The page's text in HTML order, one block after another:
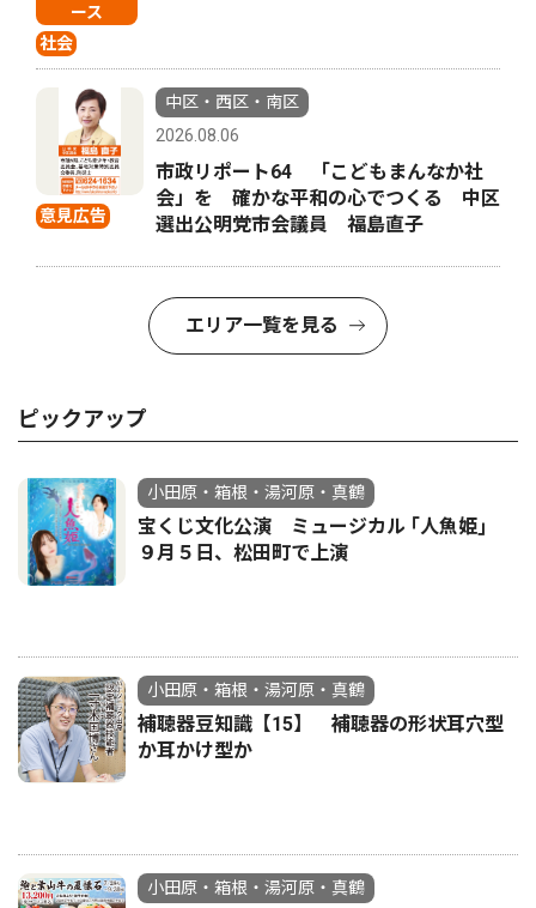
ース
社会
意見広告
中区・西区・南区
2026.08.06
市政リポート64 「こどもまんなか社
会」を 確かな平和の心でつくる 中区
選出公明党市会議員 福島直子
エリア一覧を見る
ピックアップ
小田原・箱根・湯河原・真鶴
宝くじ文化公演 ミュージカル ｢人魚姫｣
９月５日、松田町で上演
小田原・箱根・湯河原・真鶴
補聴器豆知識【15】 補聴器の形状耳穴型
か耳かけ型か
小田原・箱根・湯河原・真鶴